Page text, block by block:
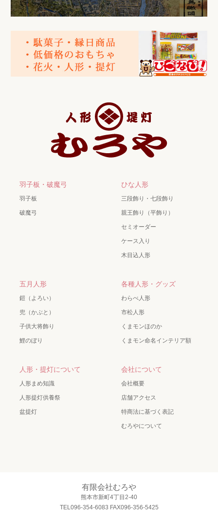
羽子板・破魔弓
羽子板
破魔弓
ひな人形
三段飾り・七段飾り
親王飾り（平飾り）
セミオーダー
ケース入り
木目込人形
五月人形
鎧（よろい）
兜（かぶと）
子供大将飾り
鯉のぼり
各種人形・グッズ
わらべ人形
市松人形
くまモンほのか
くまモン命名インテリア額
人形・提灯について
人形まめ知識
人形提灯供養祭
盆提灯
会社について
会社概要
店舗アクセス
特商法に基づく表記
むろやについて
有限会社むろや
熊本市新町4丁目2-40
TEL096-354-6083 FAX096-356-5425